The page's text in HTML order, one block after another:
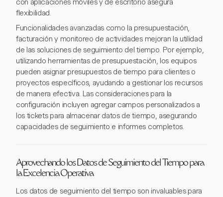
con aplicaciones móviles y de escritorio asegura
flexibilidad.
Funcionalidades avanzadas como la presupuestación,
facturación y monitoreo de actividades mejoran la utilidad
de las soluciones de seguimiento del tiempo. Por ejemplo,
utilizando herramientas de presupuestación, los equipos
pueden asignar presupuestos de tiempo para clientes o
proyectos específicos, ayudando a gestionar los recursos
de manera efectiva. Las consideraciones para la
configuración incluyen agregar campos personalizados a
los tickets para almacenar datos de tiempo, asegurando
capacidades de seguimiento e informes completos.
Aprovechando los Datos de Seguimiento del Tiempo para
la Excelencia Operativa
Los datos de seguimiento del tiempo son invaluables para